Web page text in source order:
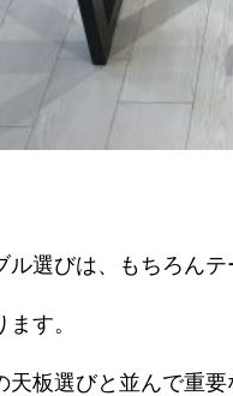
ル選びは、もちろん
す。
天板選びと並んで重要